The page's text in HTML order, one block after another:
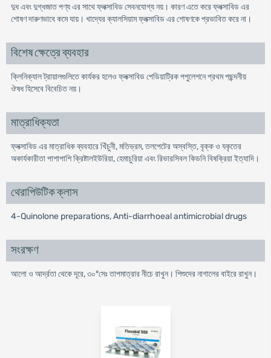
দুধ এবং দুগ্ধজাত পণ্য এর সাথে ফ্লক্সাবিড সেবনযোগ্য নয়। কারণ এতে করে ফ্লক্সাবিড এর
শোষণ দারুণভাবে কমে যায়। খাদ্যের ক্যালসিয়াম ফ্লক্সাবিড এর শোষণকে প্রভাবিত করে না।
বিশেষ ক্ষেত্রে ব্যবহার
ক্লিনিক্যাল ট্রায়ালগুলিতে কার্যকর হলেও ফ্লক্সাবিড পেডিয়াট্রিক পপুলেশনে প্রথম পছন্দনীয়
ঔষধ হিসেবে বিবেচিত নয়।
মাত্রাধিক্যতা
ফ্লক্সাবিড এর মাত্রাধিক ব্যবহারে খিঁচুনী, মতিভ্রম, তলপেটের অস্বস্তি, বৃক্ক ও যকৃতের
অকার্যকারীতা পাশাপাশি ক্রিষ্টালইউরিয়া, হেমাচুরিয়া এবং রিভারসিবল কিডনি বিষক্রিয়া ইত্যাদি।
থেরাপিউটিক ক্লাস
4-Quinolone preparations, Anti-diarrhoeal antimicrobial drugs
সংরক্ষণ
আলো ও আর্দ্রতা থেকে দূরে, ৩০°সেঃ তাপমাত্রার নীচে রাখুন। শিশুদের নাগালের বাইরে রাখুন।